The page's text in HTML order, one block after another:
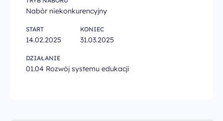
infoFERSedukacja@men.gov.pl
otrzymasz wiadomość
al. Jana
Szucha 25
00-918 Warszawa
Nabór niekonkurencyjny
START
14.02.2025
KONIEC
31.03.2025
DZIAŁANIE
01.04 Rozwój systemu edukacji